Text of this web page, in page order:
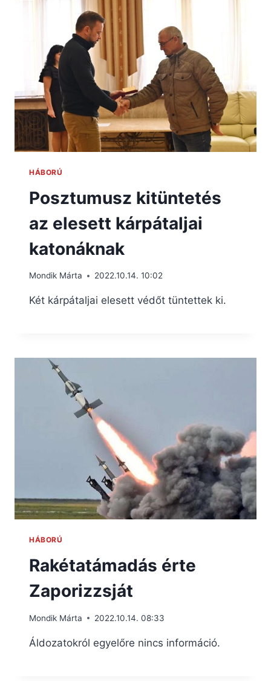
HÁBORÚ
Posztumusz kitüntetés
az elesett kárpátaljai
katonáknak
Mondik Márta 2022.10.14. 10:02
Két kárpátaljai elesett védőt tüntettek ki.
HÁBORÚ
Rakétatámadás érte
Zaporizzsját
Mondik Márta 2022.10.14. 08:33
Áldozatokról egyelőre nincs információ.